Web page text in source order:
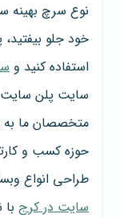
نوع سرچ بهینه
خود جلو بیفتید،
استفاده کنید و
سایت پلن سایت
متخصصان ما به
حوزه کسب و
طراحی انواع
سایت در کرج